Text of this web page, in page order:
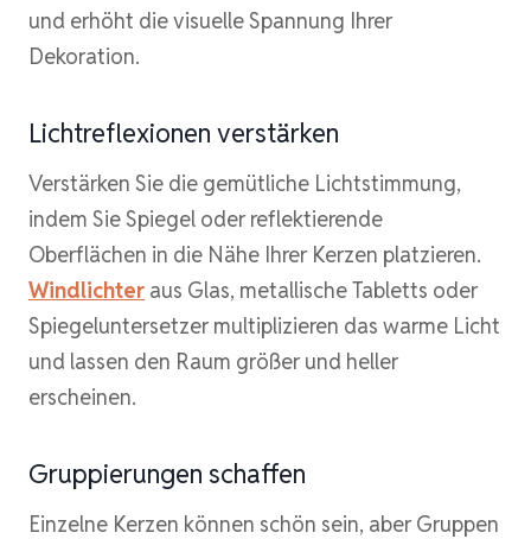
und erhöht die visuelle Spannung Ihrer
Dekoration.
Lichtreflexionen verstärken
Verstärken Sie die gemütliche Lichtstimmung,
indem Sie Spiegel oder reflektierende
Oberflächen in die Nähe Ihrer Kerzen platzieren.
Windlichter aus Glas, metallische Tabletts oder
Spiegeluntersetzer multiplizieren das warme Licht
und lassen den Raum größer und heller
erscheinen.
Gruppierungen schaffen
Einzelne Kerzen können schön sein, aber Gruppen